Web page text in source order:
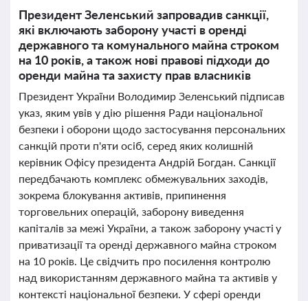
Президент Зеленський запровадив санкції,
які включають заборону участі в оренді
державного та комунального майна строком
на 10 років, а також нові правові підходи до
оренди майна та захисту прав власників
Президент України Володимир Зеленський підписав
указ, яким увів у дію рішення Ради національної
безпеки і оборони щодо застосування персональних
санкцій проти п'яти осіб, серед яких колишній
керівник Офісу президента Андрій Богдан. Санкції
передбачають комплекс обмежувальних заходів,
зокрема блокування активів, припинення
торговельних операцій, заборону виведення
капіталів за межі України, а також заборону участі у
приватизації та оренді державного майна строком
на 10 років. Це свідчить про посилення контролю
над використанням державного майна та активів у
контексті національної безпеки. У сфері оренди